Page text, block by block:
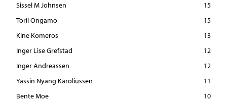
Sissel M Johnsen
15
Toril Ongamo
15
Kine Komeros
13
Inger Lise Grefstad
12
Inger Andreassen
12
Yassin Nyang Karoliussen
11
Bente Moe
10